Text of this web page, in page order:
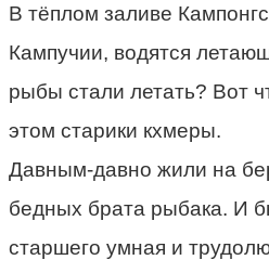
В тёплом заливе
Кампучии, водятся
рыбы стали летать? Вот
этом старики кхмеры.
Давным-давно жили на
бедных брата рыбака. И
старшего умная и